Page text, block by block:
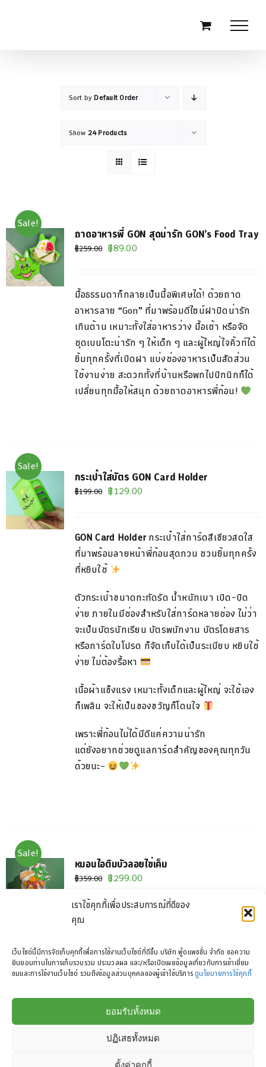
เราใช้คุกกี้เพื่อประสบการณ์ที่ดีของ
คุณ
เว็บไซต์นี้มีการจัดเก็บคุกกี้เพื่อการใช้งานเว็บไซต์ที่ดีขึ้น บริษัท ฟู้ดแพชชั่น จำกัด ขอความ
ยินยอมท่านในการเก็บรวบรวม ประมวลผล และ/หรือเปิดเผยข้อมูลเกี่ยวกับการเข้าเยี่ยม
ชมและการใช้งานเว็บไซต์ รวมถึงข้อมูลส่วนบุคคลของผู้เข้าใช้บริการดูนโยบายการใช้คุกกี้
ยอมรับทั้งหมด
ปฏิเสธทั้งหมด
ตั้งค่าคุกกี้
Sort byDefault Order
Show 24 Products
Sale!
ถาดอาหารพี่ GON สุดน่ารัก GON’s Food Tray
฿259.00 Original
฿259.00.
฿89.00Current
฿89.00.
มื้อธรรมดาก็กลายเป็นมื้อพิเศษได้! ด้วยถาด
อาหารลาย “Gon” ที่มาพร้อมดีไซน์ฝาปิดน่ารัก
เกินต้าน เหมาะทั้งใส่อาหารว่าง มื้อเช้า หรือจัด
ชุดเบนโตะน่ารัก ๆ ให้เด็ก ๆ และผู้ใหญ่ใจคิ้วท์ได้
ยิ้มทุกครั้งที่เปิดฝา แบ่งช่องอาหารเป็นสัดส่วน
ใช้งานง่าย สะดวกทั้งที่บ้านหรือพกไปปิกนิกก็ได้
เปลี่ยนทุกมื้อให้สนุก ด้วยถาดอาหารพี่ก้อน!
Sale!
กระเป๋าใส่บัตร GON Card Holder
฿199.00 Original
฿199.00.
฿129.00Current
฿129.00.
GON Card Holderกระเป๋าใส่การ์ดสีเขียวสดใส
ที่มาพร้อมลายหน้าพี่ก้อนสุดกวน ชวนยิ้มทุกครั้ง
ที่หยิบใช้
ตัวกระเป๋าขนาดกะทัดรัด น้ำหนักเบา เปิด–ปิด
ง่าย ภายในมีช่องสำหรับใส่การ์ดหลายช่อง ไม่ว่า
จะเป็นบัตรนักเรียน บัตรพนักงาน บัตรโดยสาร
หรือการ์ดใบโปรด ก็จัดเก็บได้เป็นระเบียบ หยิบใช้
ง่าย ไม่ต้องรื้อหา
เนื้อผ้าแข็งแรง เหมาะทั้งเด็กและผู้ใหญ่ จะใช้เอง
ก็เพลิน จะให้เป็นของขวัญก็โดนใจ
เพราะพี่ก้อนไม่ได้มีดีแค่ความน่ารัก
แต่ยังอยากช่วยดูแลการ์ดสำคัญของคุณทุกวัน
ด้วยนะ~
Sale!
หมอนไอติมบัวลอยไข่เค็ม
฿359.00 Original
was:
฿299.00Current
is:
หมอนไอติมบัวลอยไข่เค็ม ก้อนใหญ่ไซส์จัมโบ้ เมนู
กอดปึ๊บหิวปั๊บ